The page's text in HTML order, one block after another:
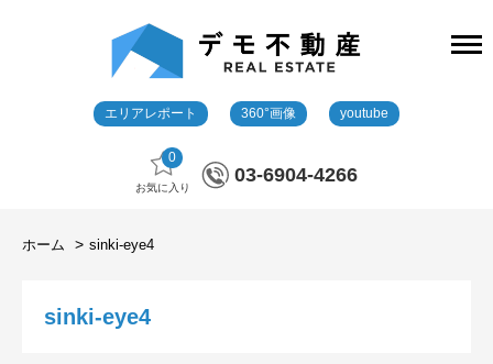
エリアレポート 360°画像 youtube
0
お気に入り
03-6904-4266
ホーム sinki-eye4
sinki-eye4